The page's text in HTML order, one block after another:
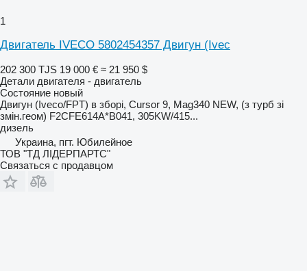
1
Двигатель IVECO 5802454357 Двигун (Ivec
202 300 TJS 19 000 € ≈ 21 950 $
Детали двигателя - двигатель
Состояние новый
Двигун (Iveco/FPT) в зборі, Cursor 9, Mag340 NEW, (з турб зі
змін.геом) F2CFE614A*B041, 305KW/415...
дизель
Украина, пгт. Юбилейное
ТОВ "ТД ЛІДЕРПАРТС"
Связаться с продавцом